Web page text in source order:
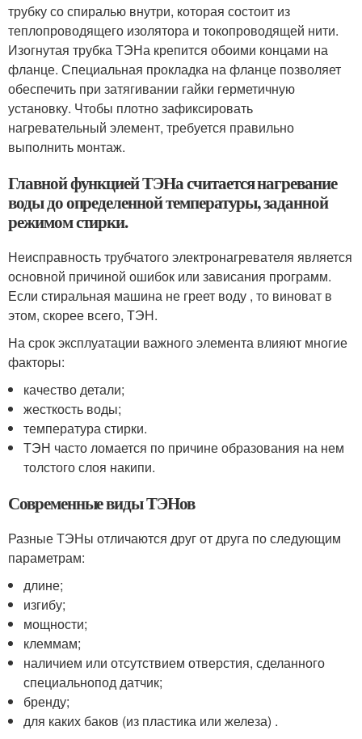
трубку со спиралью внутри, которая состоит из
теплопроводящего изолятора и токопроводящей нити.
Изогнутая трубка ТЭНа крепится обоими концами на
фланце. Специальная прокладка на фланце позволяет
обеспечить при затягивании гайки герметичную
установку. Чтобы плотно зафиксировать
нагревательный элемент, требуется правильно
выполнить монтаж.
Главной функцией ТЭНа считается нагревание
воды до определенной температуры, заданной
режимом стирки.
Неисправность трубчатого электронагревателя является
основной причиной ошибок или зависания программ.
Если стиральная машина не греет воду , то виноват в
этом, скорее всего, ТЭН.
На срок эксплуатации важного элемента влияют многие
факторы:
качество детали;
жесткость воды;
температура стирки.
ТЭН часто ломается по причине образования на нем
толстого слоя накипи.
Современные виды ТЭНов
Разные ТЭНы отличаются друг от друга по следующим
параметрам:
длине;
изгибу;
мощности;
клеммам;
наличием или отсутствием отверстия, сделанного
специальнопод датчик;
бренду;
для каких баков (из пластика или железа) .